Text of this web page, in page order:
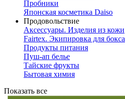
Пробники
Японская косметика Daiso
Продовольствие
Аксессуары. Изделия из кожи
Fairtex. Экипировка для бокса
Продукты питания
Пуш-ап белье
Тайские фрукты
Бытовая химия
Показать все